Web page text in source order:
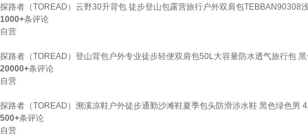
探路者（TOREAD）云野30升背包 徒步登山包露营旅行户外双肩包TEBBAN90308
1000+条评论
自营
探路者（TOREAD）登山背包户外专业徒步轻便双肩包50L大容量防水透气旅行包
20000+条评论
自营
探路者（TOREAD）溯溪凉鞋户外徒步通勤沙滩鞋夏季包头防滑涉水鞋 黑色绿色男
500+条评论
自营